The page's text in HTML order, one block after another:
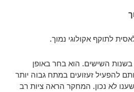
לתוקף אקולוגי נמוך.
השישים. הוא בחר באופן
להפעיל זעזועים במתח גבוה יותר
לא נכון. המחקר הראה ציות רב